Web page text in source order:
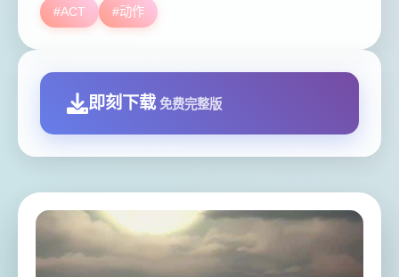
#ACT #动作
即刻下载 免费完整版